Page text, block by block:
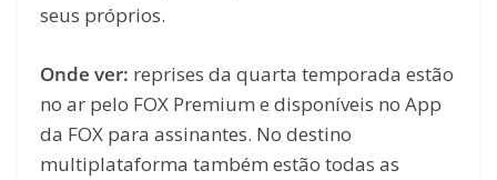
seus próprios.
Onde ver: reprises da quarta temporada estão
no ar pelo FOX Premium e disponíveis no App
da FOX para assinantes. No destino
multiplataforma também estão todas as